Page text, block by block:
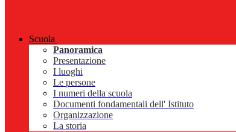
Scuola
Panoramica
Presentazione
I luoghi
Le persone
I numeri della scuola
Documenti fondamentali dell' Istituto
Organizzazione
La storia